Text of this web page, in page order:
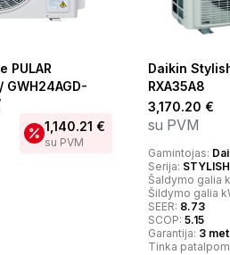
PULAR
GWH24AGD-
1,140.21 €
su PVM
Daikin
RXA35A8
3,170.20 €
su PVM
Gamintojas:
Serija: STYLISH
Šaldymo galia
Šildymo galia
SEER: 8.73
SCOP: 5.15
Garantija: 3
Tinka